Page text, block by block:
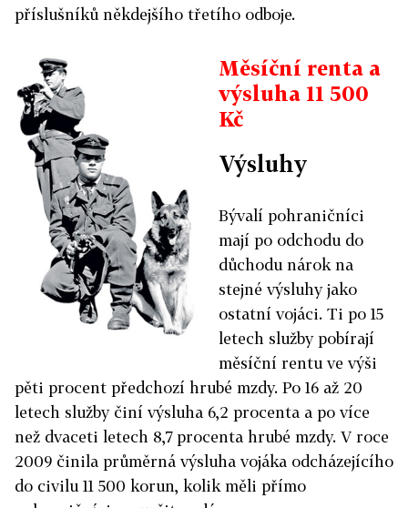
příslušníků někdejšího třetího odboje.
Měsíční renta a
výsluha 11 500
Kč
Výsluhy
Bývalí pohraničníci
mají po odchodu do
důchodu nárok na
stejné výsluhy jako
ostatní vojáci. Ti po 15
letech služby pobírají
měsíční rentu ve výši
pěti procent předchozí hrubé mzdy. Po 16 až 20
letech služby činí výsluha 6,2 procenta a po více
než dvaceti letech 8,7 procenta hrubé mzdy. V roce
2009 činila průměrná výsluha vojáka odcházejícího
do civilu 11 500 korun, kolik měli přímo